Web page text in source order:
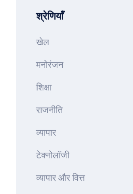
श्रेणियाँ
खेल
मनोरंजन
शिक्षा
राजनीति
व्यापार
टेक्नोलॉजी
व्यापार और वित्त